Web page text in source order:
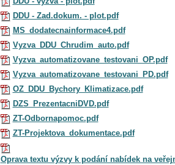
DDU - Zad.dokum. - plot.pdf
MS_dodatecnainformace4.pdf
Vyzva_DDU_Chrudim_auto.pdf
Vyzva_automatizovane_testovani_OP.pdf
Vyzva_automatizovane_testovani_PD.pdf
OZ_DDU_Bychory_Klimatizace.pdf
DZS_PrezentacniDVD.pdf
ZT-Odbornapomoc.pdf
ZT-Projektova_dokumentace.pdf
Oprava textu výzvy k podání nabídek na